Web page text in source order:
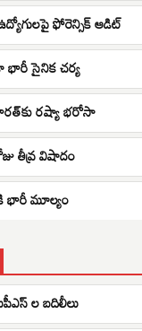
ఫోరెన్సిక్ ఆడిట్
సైనిక చర్య
రష్యా భరోసా
తీవ్ర విషాదం
భారీ మూల్యం
ల బదిలీలు